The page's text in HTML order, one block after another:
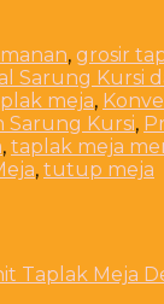
, grosir
Sarung Kursi
meja,
Sarung Kursi,
, taplak meja
, tutup meja
Taplak Meja